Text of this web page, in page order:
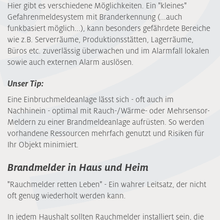
Hier gibt es verschiedene Möglichkeiten. Ein "kleines"
Gefahrenmeldesystem mit Branderkennung (...auch
funkbasiert möglich...), kann besonders gefährdete Bereiche
wie z.B. Serverräume, Produktionsstätten, Lagerräume,
Büros etc. zuverlässig überwachen und im Alarmfall lokalen
sowie auch externen Alarm auslösen.
Unser Tip:
Eine Einbruchmeldeanlage lässt sich - oft auch im
Nachhinein - optimal mit Rauch-/Wärme- oder Mehrsensor-
Meldern zu einer Brandmeldeanlage aufrüsten. So werden
vorhandene Ressourcen mehrfach genutzt und Risiken für
Ihr Objekt minimiert.
Brandmelder in Haus und Heim
"Rauchmelder retten Leben" - Ein wahrer Leitsatz, der nicht
oft genug wiederholt werden kann.
In jedem Haushalt sollten Rauchmelder installiert sein, die